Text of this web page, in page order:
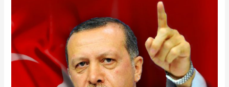
Sekularisme
Turki